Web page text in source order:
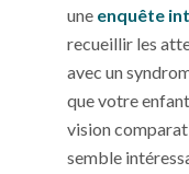
une enquête
recueillir les
avec un
que votre
vision
semble